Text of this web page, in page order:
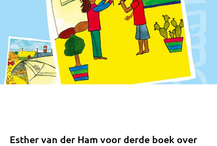
Esther van der Ham voor derde boek over